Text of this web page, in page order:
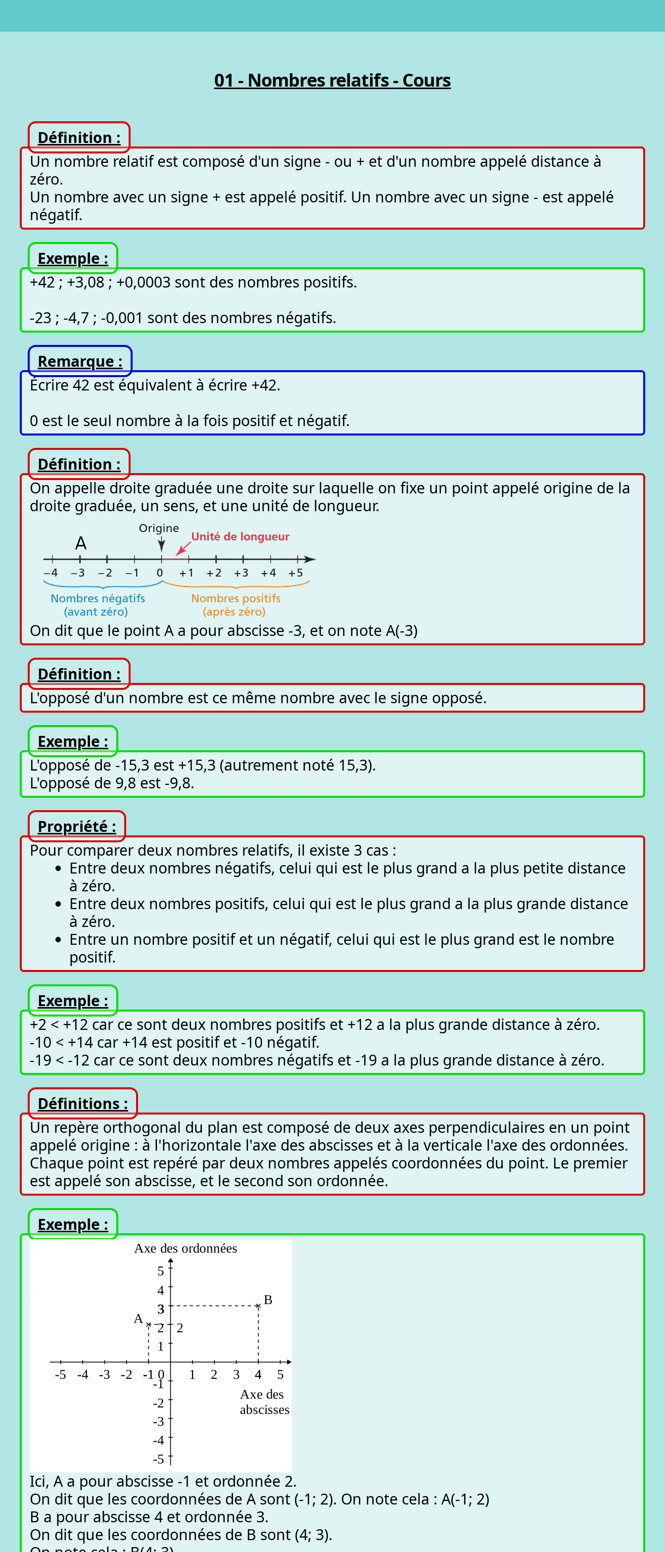
01 - Nombres relatifs - Cours
Définition :
Un nombre relatif est composé d'un signe - ou + et d'un nombre appelé distance à
zéro.
Un nombre avec un signe + est appelé positif. Un nombre avec un signe - est appelé
négatif.
Exemple :
+42 ; +3,08 ; +0,0003 sont des nombres positifs.
-23 ; -4,7 ; -0,001 sont des nombres négatifs.
Remarque :
Écrire 42 est équivalent à écrire +42.
0 est le seul nombre à la fois positif et négatif.
Définition :
On appelle droite graduée une droite sur laquelle on fixe un point appelé origine de la
droite graduée, un sens, et une unité de longueur.
On dit que le point A a pour abscisse -3, et on note A(-3)
Définition :
L'opposé d'un nombre est ce même nombre avec le signe opposé.
Exemple :
L'opposé de -15,3 est +15,3 (autrement noté 15,3).
L'opposé de 9,8 est -9,8.
Propriété :
Pour comparer deux nombres relatifs, il existe 3 cas :
Entre deux nombres négatifs, celui qui est le plus grand a la plus petite distance
à zéro.
Entre deux nombres positifs, celui qui est le plus grand a la plus grande distance
à zéro.
Entre un nombre positif et un négatif, celui qui est le plus grand est le nombre
positif.
Exemple :
+2 < +12 car ce sont deux nombres positifs et +12 a la plus grande distance à zéro.
-10 < +14 car +14 est positif et -10 négatif.
-19 < -12 car ce sont deux nombres négatifs et -19 a la plus grande distance à zéro.
Définitions :
Un repère orthogonal du plan est composé de deux axes perpendiculaires en un point
appelé origine : à l'horizontale l'axe des abscisses et à la verticale l'axe des ordonnées.
Chaque point est repéré par deux nombres appelés coordonnées du point. Le premier
est appelé son abscisse, et le second son ordonnée.
Exemple :
Ici, A a pour abscisse -1 et ordonnée 2.
On dit que les coordonnées de A sont (-1; 2). On note cela : A(-1; 2)
B a pour abscisse 4 et ordonnée 3.
On dit que les coordonnées de B sont (4; 3).